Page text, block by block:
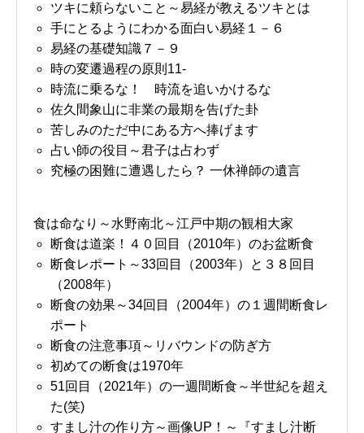
ツキに頼らないこと～易経が教えるツキとは
手にとるようにわかる面白い易経１－６
易経の基礎知識７－９
時の変遷過程の原則11-
時流に乗るな！ 時流を追いかけるな
佐久間象山に非業の最期を告げた卦
苦しみのただ中にある方へ捧げます
占い師の役目～君子は占わず
究極の困難に遭遇したら？ 一休禅師の遺言
食は命なり～水野南北～江戸中期の観相大家
断食は道楽！４０回目（2010年）のお盆断食
断食レポート～33回目（2003年）と３８回目
（2008年）
断食の効果～34回目（2004年）の１週間断食レ
ポート
断食の注意事項～リバウンドの防ぎ方
初めての断食は1970年
51回目（2021年）の一週間断食～半世紀を超え
た(笑)
すまし汁の作り方～画像UP！～『すまし汁断